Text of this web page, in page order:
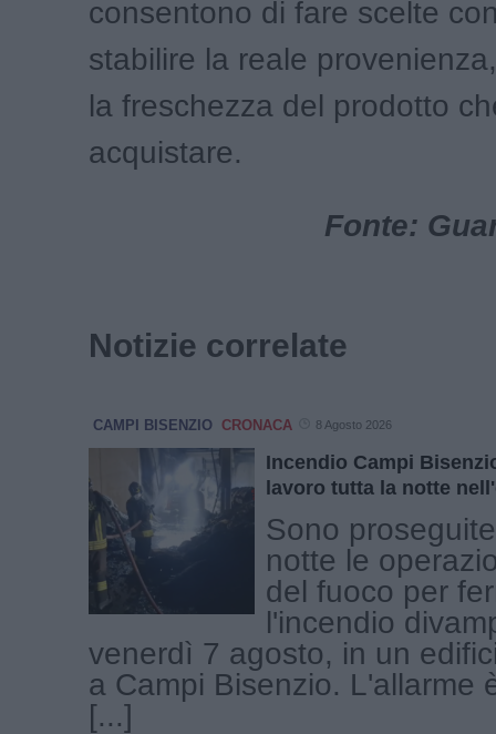
consentono di fare scelte
stabilire la reale
la freschezza del prodotto
acquistare.
Fonte:
Notizie correlate
CAMPI BISENZIO CRONACA 8 Agosto 2026
Incendio Campi
lavoro tutta la notte
Sono
notte le
del fuoco per
l'incendio
venerdì 7 agosto, in un
a Campi Bisenzio. L'allarme
[...]